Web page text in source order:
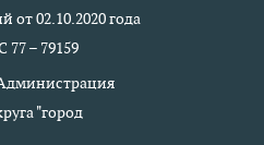
от 02.10.2020 года
– 79159
"город